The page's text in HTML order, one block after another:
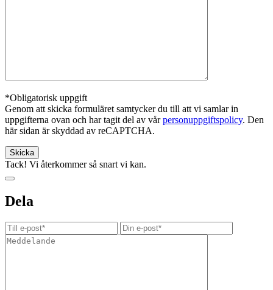
*Obligatorisk uppgift
Genom att skicka formuläret samtycker du till att vi samlar in
uppgifterna ovan och har tagit del av vårpersonuppgiftspolicy. Den
här sidan är skyddad av reCAPTCHA.
Tack! Vi återkommer så snart vi kan.
Dela